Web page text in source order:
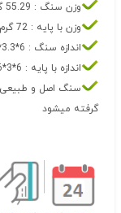
وزن سنگ : 55.29 گرم
وزن با پایه : 72 گرم
اندازه سنگ : 6*3.3*3.2 سانتی متر
اندازه با پایه : 6*3*6 سانتی متر
سنگ اصل و طبیعی
گرفته میشود